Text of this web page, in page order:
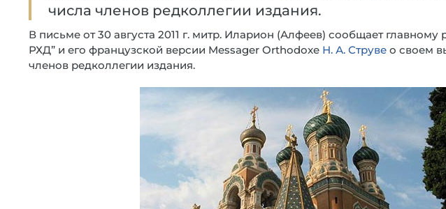
числа членов редколлегии издания.
В письме от 30 августа 2011 г. митр. Иларион (Алфеев) сообщает главному
РХД” и его французской версии Messager Orthodoxe Н. А. Струве о своем
членов редколлегии издания.